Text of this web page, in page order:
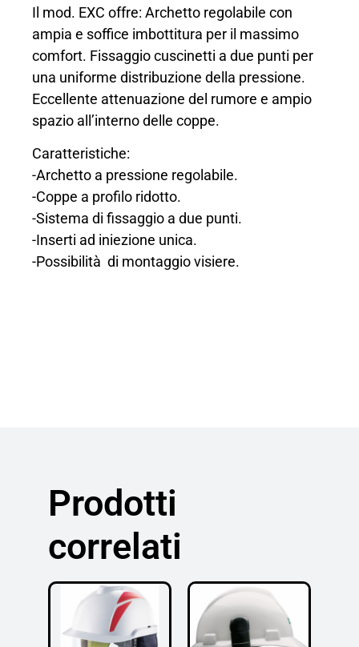
Il mod. EXC offre: Archetto regolabile con
ampia e soffice imbottitura per il massimo
comfort. Fissaggio cuscinetti a due punti per
una uniforme distribuzione della pressione.
Eccellente attenuazione del rumore e ampio
spazio all’interno delle coppe.
Caratteristiche:
-Archetto a pressione regolabile.
-Coppe a profilo ridotto.
-Sistema di fissaggio a due punti.
-Inserti ad iniezione unica.
-Possibilità di montaggio visiere.
Prodotti
correlati